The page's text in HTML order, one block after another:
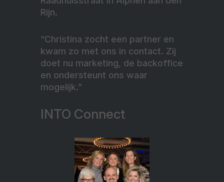
Rijn.
“Christina zocht een partner en
kwam zo met ons in contact. Zij
doet nu marketing, de backoffice
en ondersteunt ons waar
mogelijk.”
INTO Connect